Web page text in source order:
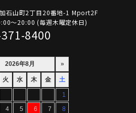
石山町2丁目20番地-1 Mport2F
～20:00 (毎週木曜定休日)
8400